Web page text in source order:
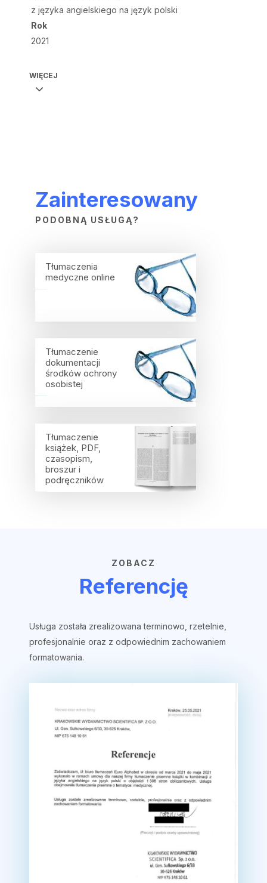
z języka angielskiego na język polski
Rok
2021
WIĘCEJ
Zainteresowany
PODOBNĄ USŁUGĄ?
Tłumaczenia
medyczne online
Tłumaczenie
dokumentacji
środków ochrony
osobistej
Tłumaczenie
książek, PDF,
czasopism,
broszur i
podręczników
ZOBACZ
Referencję
Usługa została zrealizowana terminowo, rzetelnie,
profesjonalnie oraz z odpowiednim zachowaniem
formatowania.